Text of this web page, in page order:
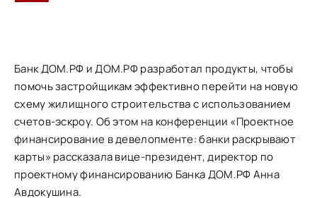
Банк ДОМ.РФ и ДОМ.РФ разработал продукты, чтобы
помочь застройщикам эффективно перейти на новую
схему жилищного строительства с использованием
счетов-эскроу. Об этом на конференции «Проектное
финансирование в девелопменте: банки раскрывают
карты» рассказала вице-президент, директор по
проектному финансированию Банка ДОМ.РФ Анна
Авдокушина.